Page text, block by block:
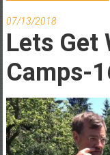
07/13/2018
Lets Get
Camps-